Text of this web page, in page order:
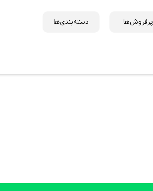
پرفروش‌ها دسته‌بندی‌ها